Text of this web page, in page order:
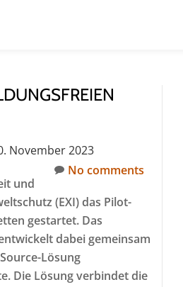
November 2023
No comments
und
(EXI) das Pilot-
gestartet. Das
dabei gemeinsam
Lösung
Die Lösung verbindet die